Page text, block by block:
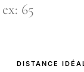
DISTANCE